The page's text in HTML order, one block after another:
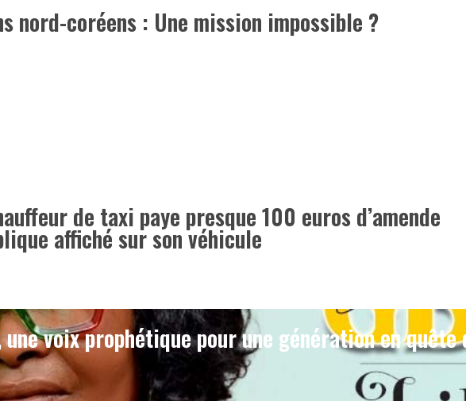
nord-coréens : Une mission impossible ?
de taxi paye presque 100 euros d’amende
affiché sur son véhicule
une voix prophétique pour une génération en quête